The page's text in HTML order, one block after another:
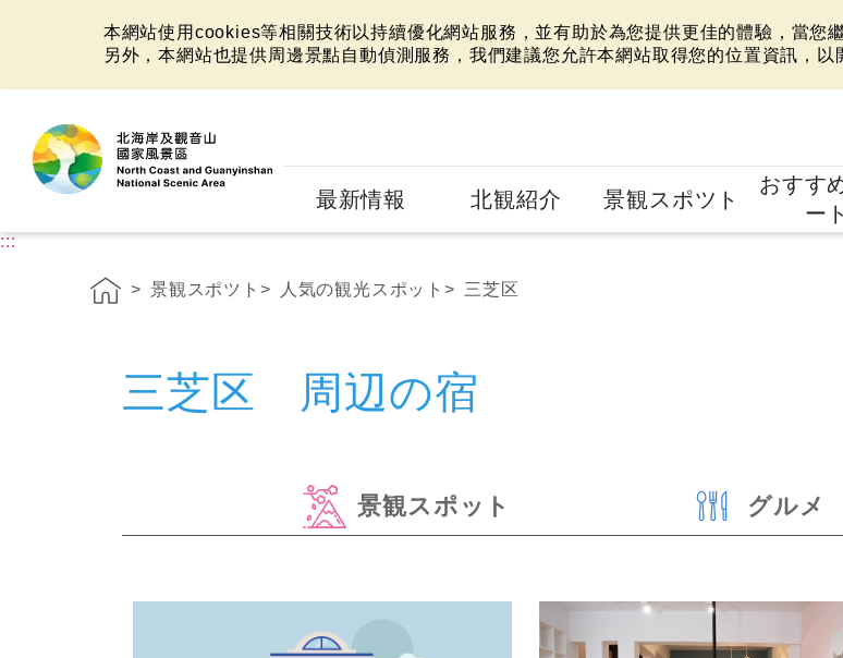
本網站使用cookies等相關技術以持續優化網站服務，並有助於為您提供更佳的體驗，當您
另外，本網站也提供周邊景點自動偵測服務，我們建議您允許本網站取得您的位置資訊，以
最新情報 北観紹介 景観スポツト
おすす
ート
:::
景観スポツト 人気の観光スポット 三芝区
三芝区 周辺の宿
景観スポット グルメ